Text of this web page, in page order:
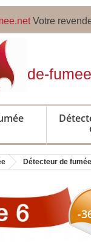
Votre
de-
Détecteur de
-